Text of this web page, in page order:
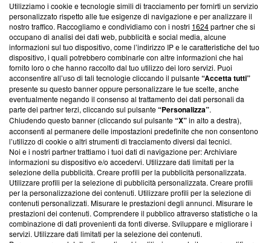
Questa sezione offre informazioni trasparenti su Blasting
News, sui nostri processi editoriali e su come ci impegniamo a
creare news di qualità. Inoltre, afferma la nostra aderenza a
‘Trust Project - News with Integrity’Blasting News non è
ancora membro del programma, ma ha richiesto di farne
parte; Trust Project non ha ancora effettuato una verifica di
conformità agli standard.
Su di noi
Team editoriale
Corporate
Redazione
Informativa Privacy
Cookie Policy
Blasting SA, IDI CHE-247.845.224, Via Carlo Frasca, 3 - 6900
Utilizziamo i cookie e tecnologie simili di tracciamento per fornirti un servizio
personalizzato rispetto alle tue esigenze di navigazione e per analizzare il
nostro traffico. Raccogliamo e condividiamo con i nostri 1624partner che si
occupano di analisi dei dati web, pubblicità e social media, alcune
informazioni sul tuo dispositivo, come l’indirizzo IP e le caratteristiche del tuo
dispositivo, i quali potrebbero combinarle con altre informazioni che hai
fornito loro o che hanno raccolto dal tuo utilizzo dei loro servizi. Puoi
acconsentire all’uso di tali tecnologie cliccando il pulsante“Accetta tutti”
presente su questo banner oppure personalizzare le tue scelte, anche
eventualmente negando il consenso al trattamento dei dati personali da
parte dei partner terzi, cliccando sul pulsante“Personalizza”.
Chiudendo questo banner (cliccando sul pulsante“X”in alto a destra),
acconsenti al permanere delle impostazioni predefinite che non consentono
l’utilizzo di cookie o altri strumenti di tracciamento diversi dai tecnici.
Noi e i nostri partner trattiamo i tuoi dati di navigazione per: Archiviare
informazioni su dispositivo e/o accedervi. Utilizzare dati limitati per la
selezione della pubblicità. Creare profili per la pubblicità personalizzata.
Utilizzare profili per la selezione di pubblicità personalizzata. Creare profili
per la personalizzazione dei contenuti. Utilizzare profili per la selezione di
contenuti personalizzati. Misurare le prestazioni degli annunci. Misurare le
prestazioni dei contenuti. Comprendere il pubblico attraverso statistiche o la
combinazione di dati provenienti da fonti diverse. Sviluppare e migliorare i
servizi. Utilizzare dati limitati per la selezione dei contenuti.